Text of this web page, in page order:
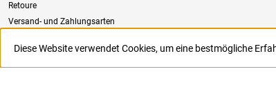
Retoure
Versand- und Zahlungsarten
Diese Website verwendet Cookies, um eine bestmögliche